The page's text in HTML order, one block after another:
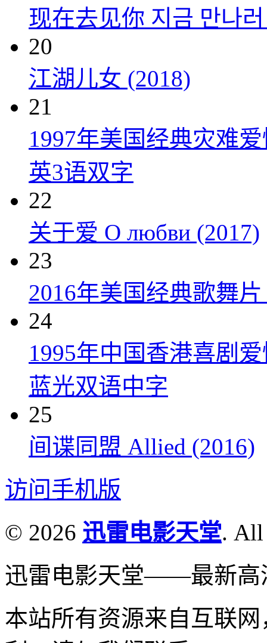
现在去见你 지금 만나
20
江湖儿女 (2018)
21
1997年美国经典灾难
英3语双字
22
关于爱 О любви (2017)
23
2016年美国经典歌舞
24
1995年中国香港喜剧
蓝光双语中字
25
间谍同盟 Allied (2016)
访问手机版
© 2026 迅雷电影天堂. All
迅雷电影天堂——最新高
本站所有资源来自互联